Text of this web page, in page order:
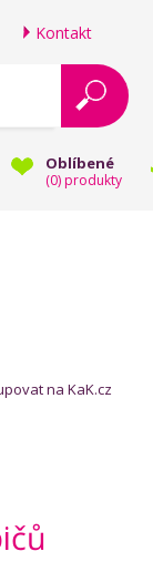
Kontakt
Oblíbené
(0) produkty
na KaK.cz